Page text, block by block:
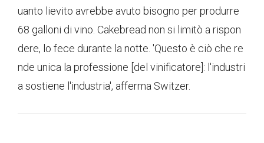
uanto lievito avrebbe avuto bisogno per produrre
68 galloni di vino. Cakebread non si limitò a rispon
dere, lo fece durante la notte. 'Questo è ciò che re
nde unica la professione [del vinificatore]: l'industri
a sostiene l'industria', afferma Switzer.